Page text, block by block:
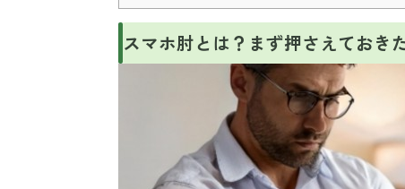
スマホ肘とは？まず押さえておき